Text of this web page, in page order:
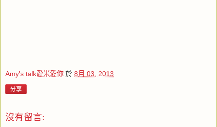
Amy's talk愛米愛你 於 8月 03, 2013
分享
沒有留言: